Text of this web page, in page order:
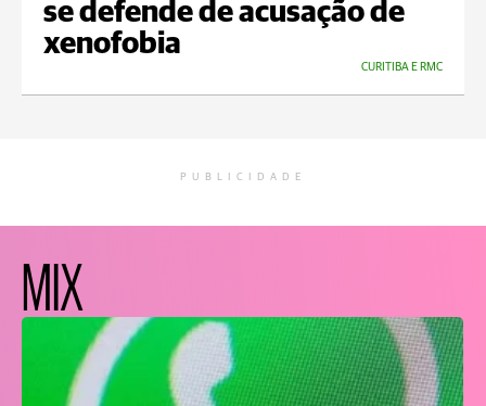
se defende de acusação de
xenofobia
CURITIBA E RMC
PUBLICIDADE
MIX